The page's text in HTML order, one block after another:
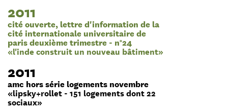
2011
cité ouverte, lettre d'information de la
cité internationale universitaire de
paris deuxième trimestre - n°24
«l'inde construit un nouveau bâtiment»
2011
amc hors série logements novembre
«lipsky+rollet - 151 logements dont 22
sociaux»